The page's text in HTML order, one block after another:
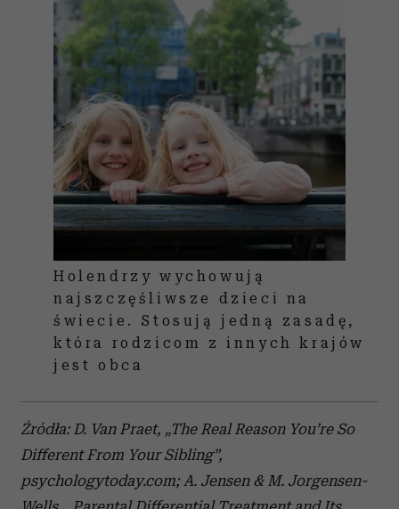
Holendrzy wychowują
najszczęśliwsze dzieci na
świecie. Stosują jedną zasadę,
która rodzicom z innych krajów
jest obca
Źródła: D. Van Praet, „The Real Reason You’re So
Different From Your Sibling”,
psychologytoday.com; A. Jensen & M. Jorgensen-